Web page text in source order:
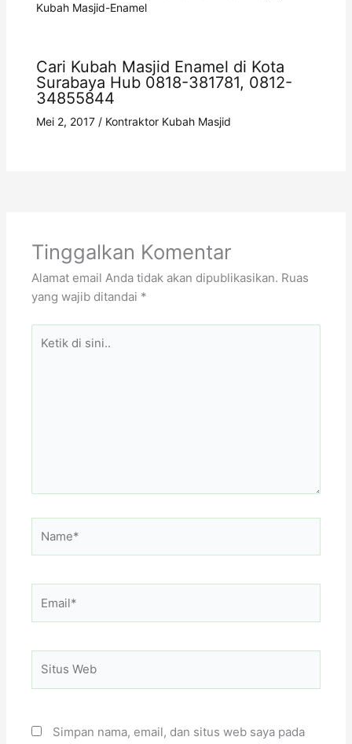
Kubah Masjid-Enamel
Cari Kubah Masjid Enamel di Kota
Surabaya Hub 0818-381781, 0812-
34855844
Mei 2, 2017 / Kontraktor Kubah Masjid
Tinggalkan Komentar
Alamat email Anda tidak akan dipublikasikan. Ruas
yang wajib ditandai *
Web
Simpan nama, email, dan situs web saya pada